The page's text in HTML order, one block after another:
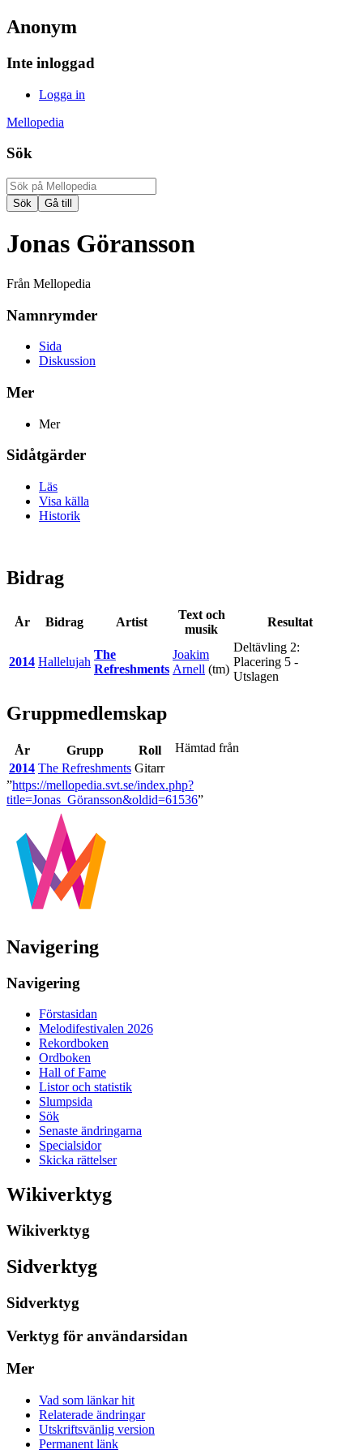
Anonym
Inte inloggad
Logga in
Mellopedia
Sök
Jonas Göransson
Från Mellopedia
Namnrymder
Sida
Diskussion
Mer
Mer
Sidåtgärder
Läs
Visa källa
Historik
Bidrag
År Bidrag Artist
Text och
musik
Resultat
2014 Hallelujah
The
Refreshments
Joakim
Arnell (tm)
Deltävling 2:
Placering 5 -
Utslagen
Gruppmedlemskap
År Grupp
Roll
2014 The Refreshments Gitarr
Hämtad från
”https://mellopedia.svt.se/index.php?
title=Jonas_Göransson&oldid=61536”
Navigering
Navigering
Förstasidan
Melodifestivalen 2026
Rekordboken
Ordboken
Hall of Fame
Listor och statistik
Slumpsida
Sök
Senaste ändringarna
Specialsidor
Skicka rättelser
Wikiverktyg
Wikiverktyg
Sidverktyg
Sidverktyg
Verktyg för användarsidan
Mer
Vad som länkar hit
Relaterade ändringar
Utskriftsvänlig version
Permanent länk